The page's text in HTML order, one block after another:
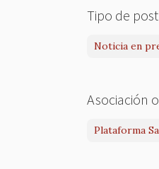
Tipo de post
Noticia en
Asociación
Plataforma